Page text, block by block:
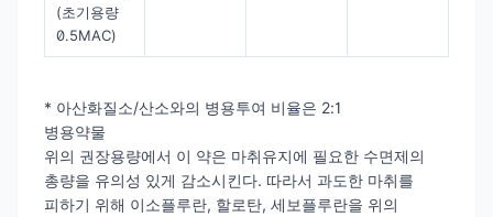
(초기용량
0.5MAC)
* 아산화질소/산소와의 병용투여 비율은 2:1
병용약물
위의 권장용량에서 이 약은 마취유지에 필요한 수면제의
총량을 유의성 있게 감소시킨다. 따라서 과도한 마취를
피하기 위해 이소플루란, 할로탄, 세보플루란을 위의